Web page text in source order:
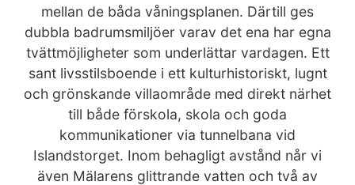
mellan de båda våningsplanen. Därtill ges
dubbla badrumsmiljöer varav det ena har egna
tvättmöjligheter som underlättar vardagen. Ett
sant livsstilsboende i ett kulturhistoriskt, lugnt
och grönskande villaområde med direkt närhet
till både förskola, skola och goda
kommunikationer via tunnelbana vid
Islandstorget. Inom behagligt avstånd når vi
även Mälarens glittrande vatten och två av